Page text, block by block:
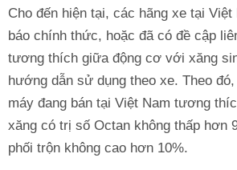
Cho đến hiện tại, các hãng xe tại
báo chính thức, hoặc đã có đề cập
tương thích giữa động cơ với xăng
hướng dẫn sử dụng theo xe. Theo
máy đang bán tại Việt Nam tương
xăng có trị số Octan không thấp hơn
phối trộn không cao hơn 10%.